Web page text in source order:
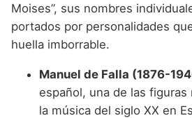
Moises”, sus nombres
portados por personalidades
huella imborrable.
Manuel de Falla (1876-
español, una de las
la música del siglo XX en